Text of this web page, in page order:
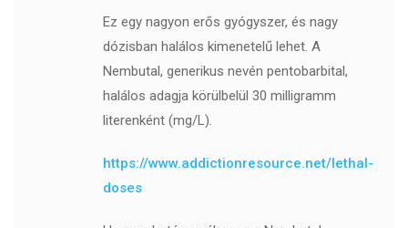
Ez egy nagyon erős gyógyszer, és nagy
dózisban halálos kimenetelű lehet. A
Nembutal, generikus nevén pentobarbital,
halálos adagja körülbelül 30 milligramm
literenként (mg/L).
https://www.addictionresource.net/lethal-
doses